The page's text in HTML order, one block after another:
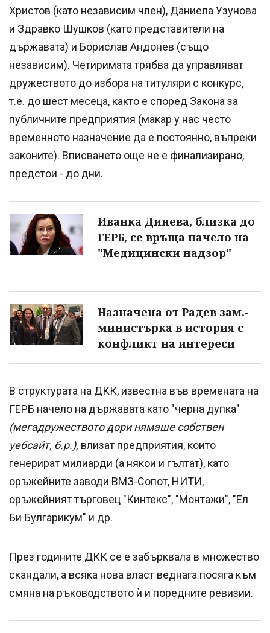
Христов (като независим член), Даниела Узунова
и Здравко Шушков (като представители на
държавата) и Борислав Андонев (също
независим). Четиримата трябва да управляват
дружеството до избора на титуляри с конкурс,
т.е. до шест месеца, както е според Закона за
публичните предприятия (макар у нас често
временното назначение да е постоянно, въпреки
законите). Вписването още не е финализирано,
предстои - до дни.
Иванка Динева, близка до
ГЕРБ, се връща начело на
"Медицински надзор"
Назначена от Радев зам.-
министърка в история с
конфликт на интереси
В структурата на ДКК, известна във времената на
ГЕРБ начело на държавата като "черна дупка"
(мегадружеството дори нямаше собствен
уебсайт, б.р.), влизат предприятия, които
генерират милиарди (а някои и гълтат), като
оръжейните заводи ВМЗ-Сопот, НИТИ,
оръжейният търговец "Кинтекс", "Монтажи", "Ел
Би Булгарикум" и др.
През годините ДКК се е забърквала в множество
скандали, а всяка нова власт веднага посяга към
смяна на ръководството ѝ и поредните ревизии.